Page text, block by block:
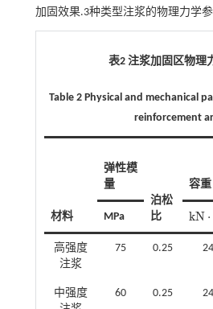
加固效果.3种类型注浆的物理力学
表2 注浆加固区物理
Table 2 Physical and mechanical
reinforcement
材料
弹性模
量
泊松
比
容重
MPa kN ⋅
kN· m
高强度
注浆
75 0.25
中强度
60 0.25